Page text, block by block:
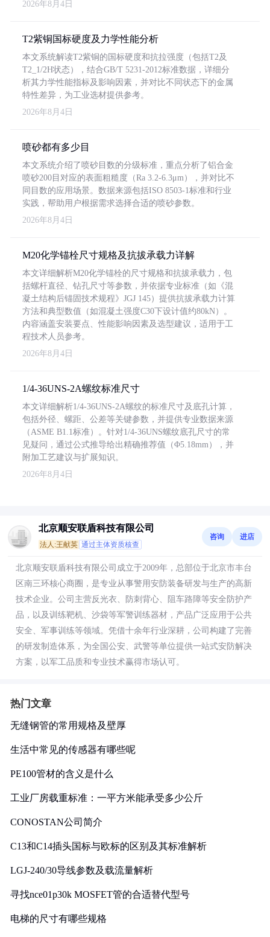
2026年8月4日
T2紫铜国标硬度及力学性能分析
本文系统解读T2紫铜的国标硬度和抗拉强度（包括T2及
T2_1/2H状态），结合GB/T 5231-2012标准数据，详细分
析其力学性能指标及影响因素，并对比不同状态下的金属
特性差异，为工业选材提供参考。
2026年8月4日
喷砂都有多少目
本文系统介绍了喷砂目数的分级标准，重点分析了铝合金
喷砂200目对应的表面粗糙度（Ra 3.2-6.3μm），并对比不
同目数的应用场景。数据来源包括ISO 8503-1标准和行业
实践，帮助用户根据需求选择合适的喷砂参数。
2026年8月4日
M20化学锚栓尺寸规格及抗拔承载力详解
本文详细解析M20化学锚栓的尺寸规格和抗拔承载力，包
括螺杆直径、钻孔尺寸等参数，并依据专业标准（如《混
凝土结构后锚固技术规程》JGJ 145）提供抗拔承载力计算
方法和典型数值（如混凝土强度C30下设计值约80kN）。
内容涵盖安装要点、性能影响因素及选型建议，适用于工
程技术人员参考。
2026年8月4日
1/4-36UNS-2A螺纹标准尺寸
本文详细解析1/4-36UNS-2A螺纹的标准尺寸及底孔计算，
包括外径、螺距、公差等关键参数，并提供专业数据来源
（ASME B1.1标准）。针对1/4-36UNS螺纹底孔尺寸的常
见疑问，通过公式推导给出精确推荐值（Φ5.18mm），并
附加工艺建议与扩展知识。
2026年8月4日
北京顺安联盾科技有限公司
法人:王献英 通过主体资质核查
咨询 进店
北京顺安联盾科技有限公司成立于2009年，总部位于北京市丰台
区南三环核心商圈，是专业从事警用安防装备研发与生产的高新
技术企业。公司主营反光衣、防刺背心、阻车路障等安全防护产
品，以及训练靶机、沙袋等军警训练器材，产品广泛应用于公共
安全、军事训练等领域。凭借十余年行业深耕，公司构建了完善
的研发制造体系，为全国公安、武警等单位提供一站式安防解决
方案，以军工品质和专业技术赢得市场认可。
热门文章
无缝钢管的常用规格及壁厚
生活中常见的传感器有哪些呢
PE100管材的含义是什么
工业厂房载重标准：一平方米能承受多少公斤
CONOSTAN公司简介
C13和C14插头国标与欧标的区别及其标准解析
LGJ-240/30导线参数及载流量解析
寻找nce01p30k MOSFET管的合适替代型号
电梯的尺寸有哪些规格